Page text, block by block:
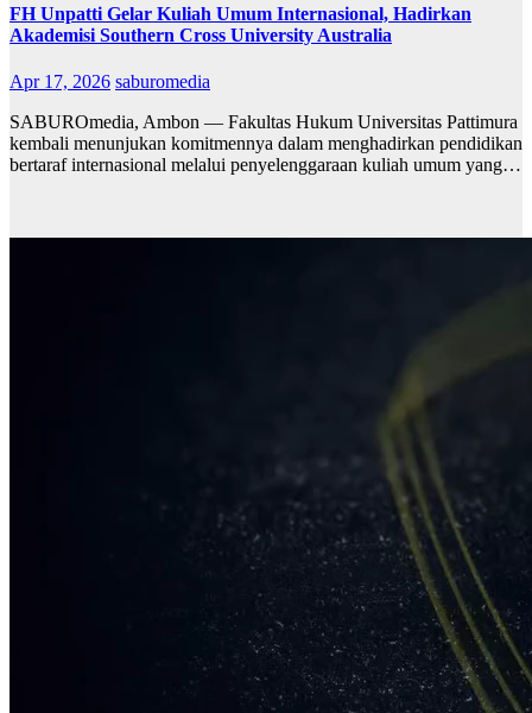
FH Unpatti Gelar Kuliah Umum Internasional, Hadirkan
Akademisi Southern Cross University Australia
Apr 17, 2026 saburomedia
SABUROmedia, Ambon — Fakultas Hukum Universitas Pattimura
kembali menunjukan komitmennya dalam menghadirkan pendidikan
bertaraf internasional melalui penyelenggaraan kuliah umum yang…